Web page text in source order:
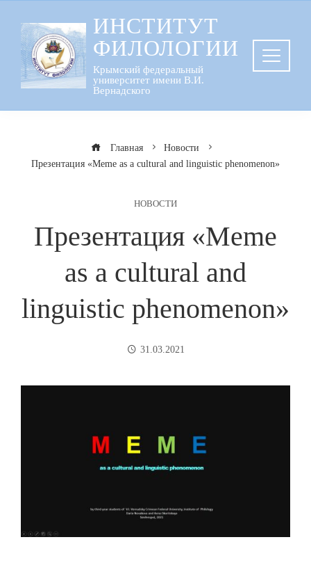
содержанию
ИНСТИТУТ
ФИЛОЛОГИИ
Крымский федеральный
университет имени В.И.
Вернадского
Главная
Новости
Презентация «Meme as a cultural and linguistic phenomenon»
НОВОСТИ
Презентация «Meme
as a cultural and
linguistic phenomenon»
31.03.2021